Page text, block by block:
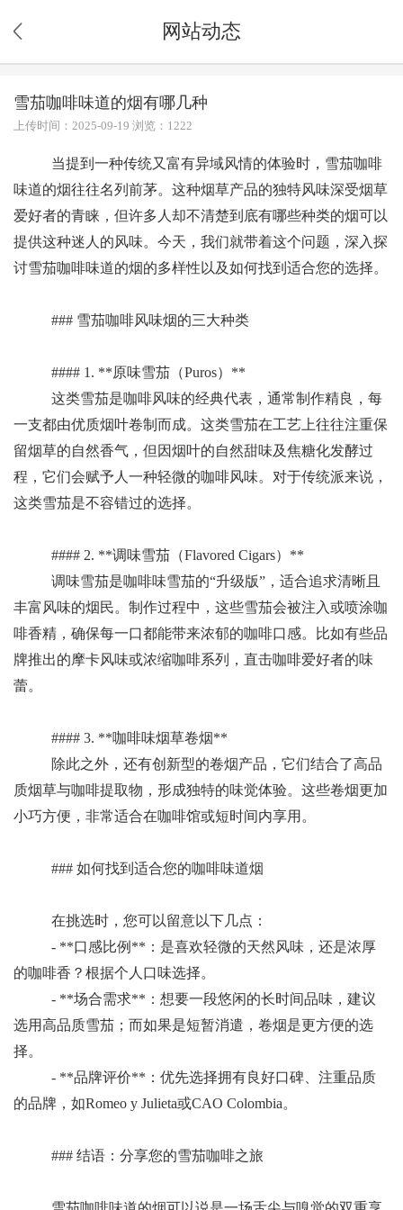
网站动态
雪茄咖啡味道的烟有哪几种
上传时间：2025-09-19 浏览：1222
当提到一种传统又富有异域风情的体验时，雪茄咖啡
味道的烟往往名列前茅。这种烟草产品的独特风味深受烟草
爱好者的青睐，但许多人却不清楚到底有哪些种类的烟可以
提供这种迷人的风味。今天，我们就带着这个问题，深入探
讨雪茄咖啡味道的烟的多样性以及如何找到适合您的选择。
### 雪茄咖啡风味烟的三大种类
#### 1. **原味雪茄（Puros）**
这类雪茄是咖啡风味的经典代表，通常制作精良，每
一支都由优质烟叶卷制而成。这类雪茄在工艺上往往注重保
留烟草的自然香气，但因烟叶的自然甜味及焦糖化发酵过
程，它们会赋予人一种轻微的咖啡风味。对于传统派来说，
这类雪茄是不容错过的选择。
#### 2. **调味雪茄（Flavored Cigars）**
调味雪茄是咖啡味雪茄的“升级版”，适合追求清晰且
丰富风味的烟民。制作过程中，这些雪茄会被注入或喷涂咖
啡香精，确保每一口都能带来浓郁的咖啡口感。比如有些品
牌推出的摩卡风味或浓缩咖啡系列，直击咖啡爱好者的味
蕾。
#### 3. **咖啡味烟草卷烟**
除此之外，还有创新型的卷烟产品，它们结合了高品
质烟草与咖啡提取物，形成独特的味觉体验。这些卷烟更加
小巧方便，非常适合在咖啡馆或短时间内享用。
### 如何找到适合您的咖啡味道烟
在挑选时，您可以留意以下几点：
- **口感比例**：是喜欢轻微的天然风味，还是浓厚
的咖啡香？根据个人口味选择。
- **场合需求**：想要一段悠闲的长时间品味，建议
选用高品质雪茄；而如果是短暂消遣，卷烟是更方便的选
择。
- **品牌评价**：优先选择拥有良好口碑、注重品质
的品牌，如Romeo y Julieta或CAO Colombia。
### 结语：分享您的雪茄咖啡之旅